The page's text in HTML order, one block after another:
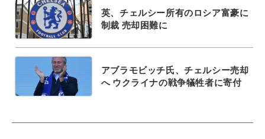
英、チェルシー所有のロシア富豪に
制裁 売却困難に
アブラモビッチ氏、チェルシー売却
へ ウクライナの戦争犠牲者に寄付